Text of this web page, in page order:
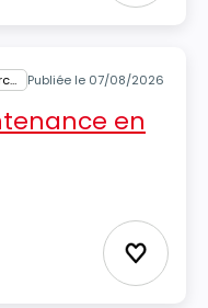
BTP / Matériaux de construction / Architecture Publiée le 07/08/2026
en
Ajouter